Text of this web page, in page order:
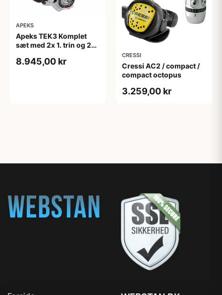
APEKS
Apeks TEK3 Komplet
sæt med 2x 1. trin og 2x.
8.945,00 kr
CRESSI
Cressi AC2 / compact /
compact octopus
3.259,00 kr